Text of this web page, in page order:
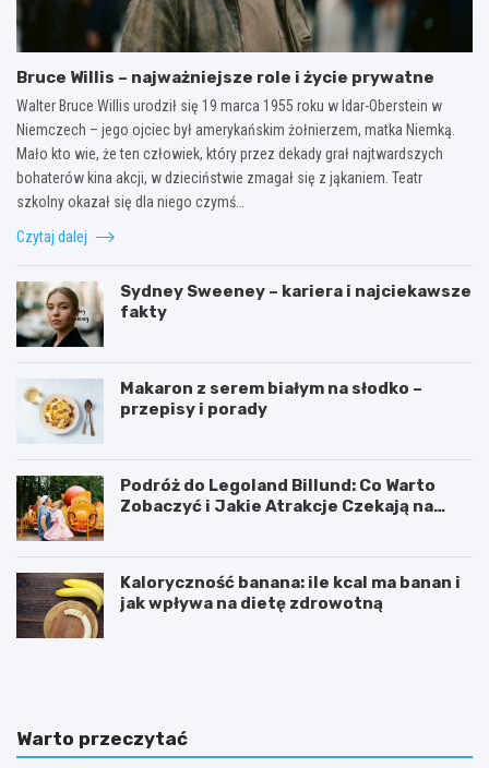
Bruce Willis – najważniejsze role i życie prywatne
Walter Bruce Willis urodził się 19 marca 1955 roku w Idar-Oberstein w
Niemczech – jego ojciec był amerykańskim żołnierzem, matka Niemką.
Mało kto wie, że ten człowiek, który przez dekady grał najtwardszych
bohaterów kina akcji, w dzieciństwie zmagał się z jąkaniem. Teatr
szkolny okazał się dla niego czymś…
Czytaj dalej
Sydney Sweeney – kariera i najciekawsze
fakty
Makaron z serem białym na słodko –
przepisy i porady
Podróż do Legoland Billund: Co Warto
Zobaczyć i Jakie Atrakcje Czekają na
Kaloryczność banana: ile kcal ma banan i
jak wpływa na dietę zdrowotną
K
y
c
D
w
i
Warto przeczytać